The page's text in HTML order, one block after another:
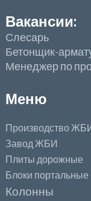
Вакансии:
Слесарь
Бетонщик-
Менеджер по
Меню
Производство
Завод ЖБИ
Плиты дорожные
Блоки портальные
Колонны